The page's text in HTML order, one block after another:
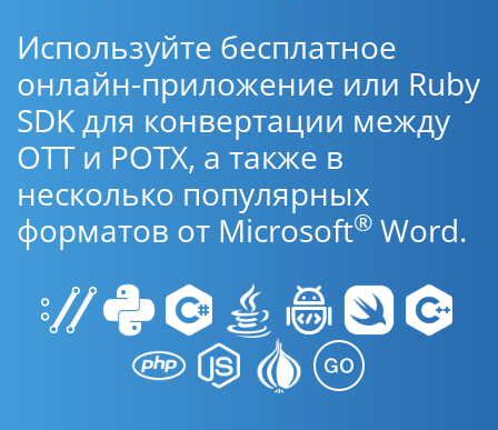
Используйте бесплатное
онлайн-приложение или Ruby
SDK для конвертации между
OTT и POTX, а также в
несколько популярных
форматов от Microsoft® Word.